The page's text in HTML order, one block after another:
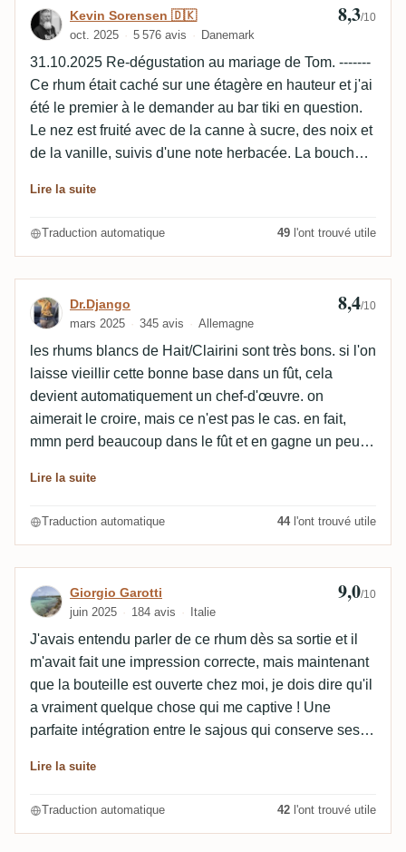
Avis de Kevin Sorensen 🇩🇰
Kevin Sorensen 🇩🇰
oct. 2025 5 576 avis Danemark
8,3/10
31.10.2025 Re-dégustation au mariage de Tom. -------
Ce rhum était caché sur une étagère en hauteur et j'ai
été le premier à le demander au bar tiki en question.
Le nez est fruité avec de la canne à sucre, des noix et
de la vanille, suivis d'une note herbacée. La bouche
des épices, suivis d'herbe, de thé et d'une pointe de
canne à sucre, de l'herbe, du thé et des fruits secs.
Lire la suite
Traduction automatique 49 l'ont trouvé utile
Avis de Dr.Django
Dr.Django
mars 2025 345 avis Allemagne
8,4/10
les rhums blancs de Hait/Clairini sont très bons. si l'on
laisse vieillir cette bonne base dans un fût, cela
devient automatiquement un chef-d'œuvre. on
aimerait le croire, mais ce n'est pas le cas. en fait,
mmn perd beaucoup dans le fût et en gagne un peu.
Lire la suite
Traduction automatique 44l'ont trouvé utile
Avis de Giorgio Garotti
Giorgio Garotti
juin 2025 184 avis Italie
9,0/10
J'avais entendu parler de ce rhum dès sa sortie et il
m'avait fait une impression correcte, mais maintenant
que la bouteille est ouverte chez moi, je dois dire qu'il
a vraiment quelque chose qui me captive ! Une
parfaite intégration entre le sajous qui conserve ses
avec des griottes, de la crème et des meringues !
Lire la suite
Traduction automatique 42 l'ont trouvé utile